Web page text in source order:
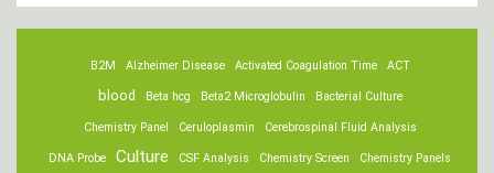
ACT
Activated Coagulation Time
Alzheimer Disease
B2M
Bacterial Culture
Beta2 Microglobulin
Beta hcg
blood
Cerebrospinal Fluid Analysis
Ceruloplasmin
Chemistry Panel
Chemistry Panels
Chemistry Screen
CSF Analysis
Culture
DNA Probe